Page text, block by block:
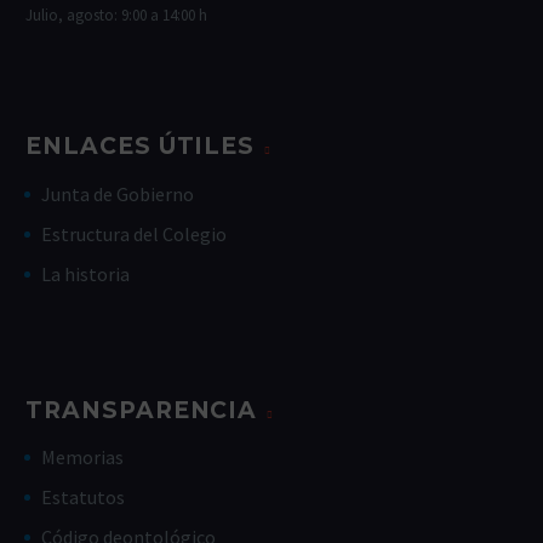
Julio, agosto: 9:00 a 14:00 h
ENLACES ÚTILES
Junta de Gobierno
Estructura del Colegio
La historia
TRANSPARENCIA
Memorias
Estatutos
Código deontológico